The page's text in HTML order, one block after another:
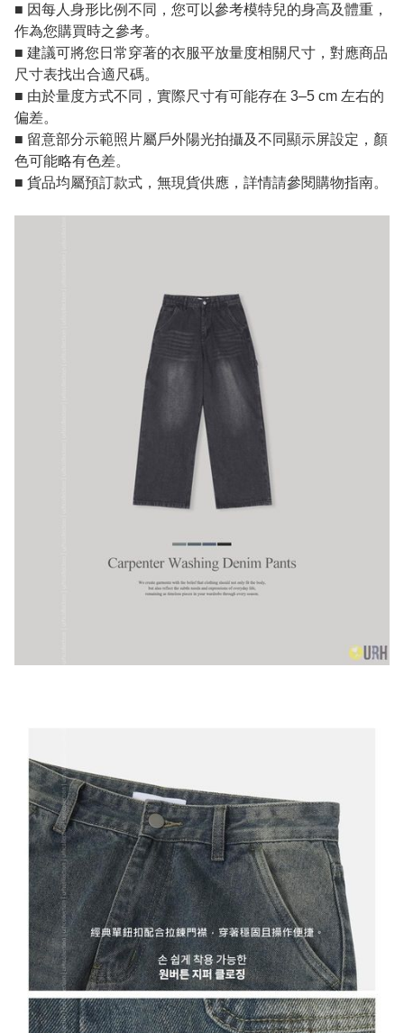
■ 因每人身形比例不同，您可以參考模特兒的身高及體重，
作為您購買時之參考。
■ 建議可將您日常穿著的衣服平放量度相關尺寸，對應商品
尺寸表找出合適尺碼。
■ 由於量度方式不同，實際尺寸有可能存在 3–5 cm 左右的
偏差。
■ 留意部分示範照片屬戶外陽光拍攝及不同顯示屏設定，顏
色可能略有色差。
■ 貨品均屬預訂款式，無現貨供應，詳情請參閱購物指南。